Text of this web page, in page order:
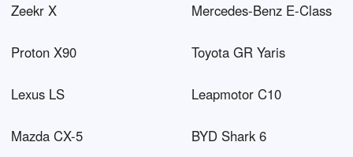
Zeekr X Mercedes-Benz E-Class
Proton X90 Toyota GR Yaris
Lexus LS Leapmotor C10
Mazda CX-5 BYD Shark 6